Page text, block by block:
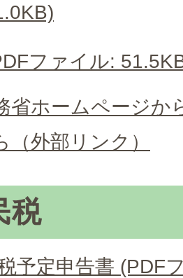
ファイル:
省ホームページか
外部リンク）
税
予定申告書 (PDF